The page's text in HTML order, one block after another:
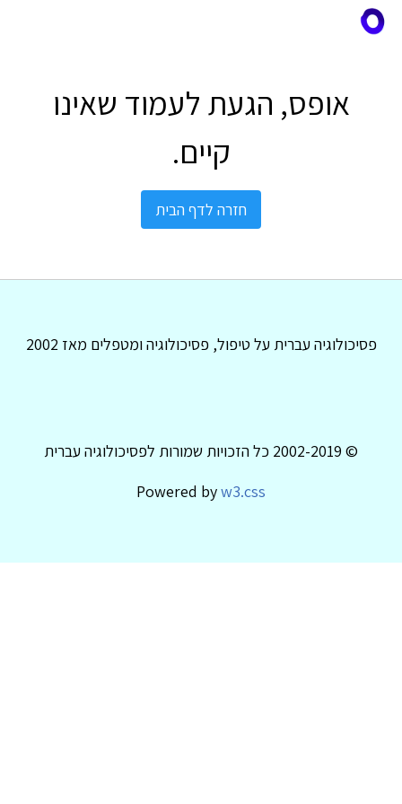
אופס, הגעת לעמוד שאינו
קיים.
חזרה לדף הבית
פסיכולוגיה עברית על טיפול, פסיכולוגיה ומטפלים מאז 2002
© 2002-2019 כל הזכויות שמורות לפסיכולוגיה עברית
Powered byw3.css